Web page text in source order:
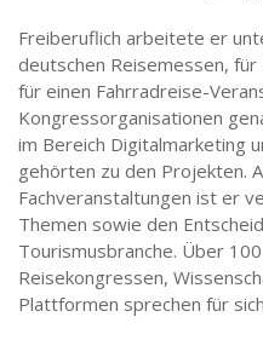
Freiberuflich arbeitete er
deutschen Reisemessen,
für einen Fahrradreise-
Kongressorganisationen
im Bereich Digitalmarketing
gehörten zu den Projekten.
Fachveranstaltungen ist er
Themen sowie den
Tourismusbranche. Über
Reisekongressen,
Plattformen sprechen für